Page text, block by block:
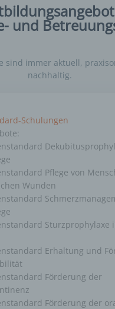
und
sind immer aktuell,
nachhaltig.
Schulungen
Pflege von
Wunden
Sturzprophylaxe
Erhaltung und
Förderung der
Förderung der